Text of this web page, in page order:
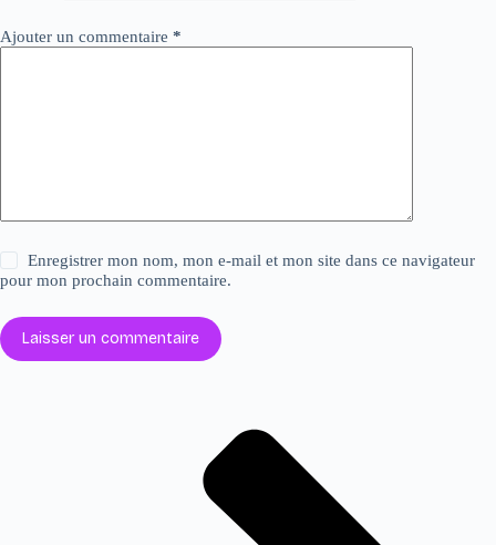
Ajouter un commentaire *
Enregistrer mon nom, mon e-mail et mon site dans ce navigateur
pour mon prochain commentaire.
Laisser un commentaire